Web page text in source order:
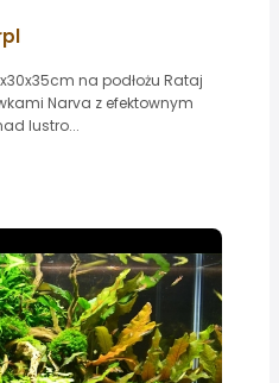
na podłożu Rataj
Narva z efektownym
lustro...